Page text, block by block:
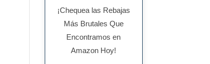
¡Chequea las Rebajas
Más Brutales Que
Encontramos en
Amazon Hoy!